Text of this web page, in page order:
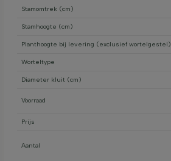
Stamomtrek (cm)
Stamhoogte (cm)
Planthoogte bij levering (exclusief wortelgestel)
Worteltype
Diameter kluit (cm)
Voorraad
Prijs
Aantal